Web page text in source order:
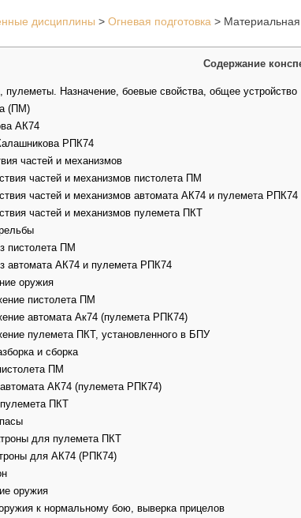
дисциплины > Огневая подготовка > Материальная
Содержание
пулеметы. Назначение, боевые свойства, общее устройство
(ПМ)
АК74
РПК74
частей и механизмов
частей и механизмов пистолета ПМ
частей и механизмов автомата АК74 и пулемета РПК74
частей и механизмов пулемета ПКТ
пистолета ПМ
автомата АК74 и пулемета РПК74
оружия
пистолета ПМ
автомата Ак74 (пулемета РПК74)
пулемета ПКТ, установленного в БПУ
и сборка
ПМ
АК74 (пулемета РПК74)
ПКТ
для пулемета ПКТ
для АК74 (РПК74)
оружия
к нормальному бою, выверка прицелов